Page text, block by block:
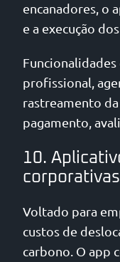
encanadores, o
e a execução
profissional,
rastreamento
pagamento,
10.
corporativas
Voltado para
custos de
carbono. O app